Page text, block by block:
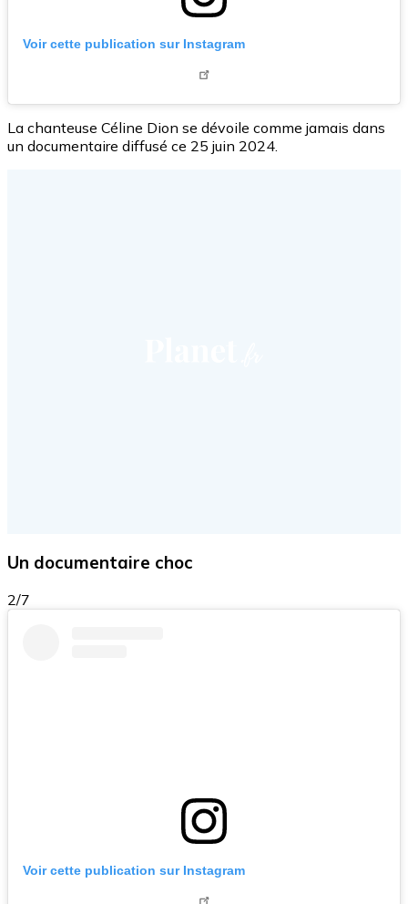
Voir cette publication sur Instagram
La chanteuse Céline Dion se dévoile comme jamais dans
un documentaire diffusé ce 25 juin 2024.
Un documentaire choc
2/7
Voir cette publication sur Instagram